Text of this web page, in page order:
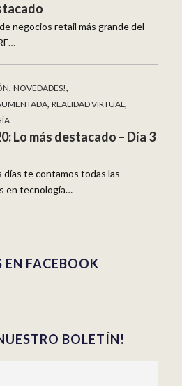
negocios retail más grande del
, NOVEDADES!,
, REALIDAD VIRTUAL,
Lo más destacado – Día 3
días te contamos todas las
en tecnología…
EN FACEBOOK
BOLETÍN!